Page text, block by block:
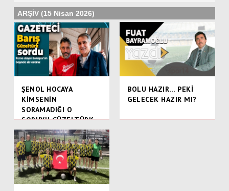
ARŞİV (15 Nisan 2026)
ŞENOL HOCAYA
KİMSENİN
SORAMADIĞI O
SORUYU GÜZELTÜRK
SORDU
BOLU HAZIR… PEKİ
GELECEK HAZIR MI?